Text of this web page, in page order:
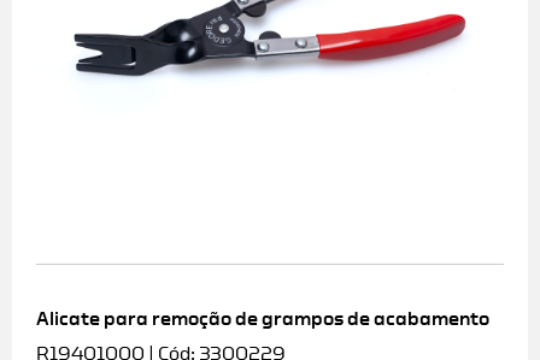
Alicate para remoção de grampos de acabamento
R19401000 | Cód: 3300229